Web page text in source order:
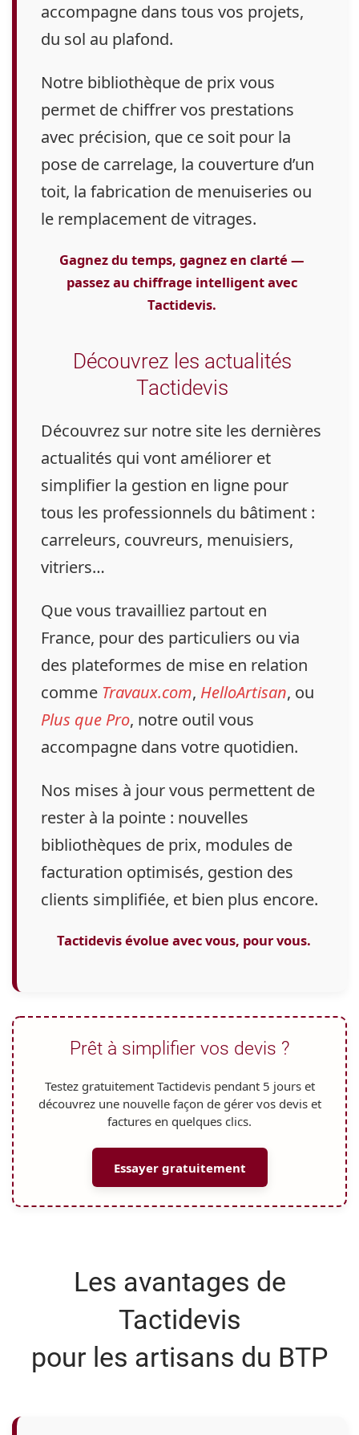
accompagne dans tous vos projets,
du sol au plafond.
Notre bibliothèque de prix vous
permet de chiffrer vos prestations
avec précision, que ce soit pour la
pose de carrelage, la couverture d’un
toit, la fabrication de menuiseries ou
le remplacement de vitrages.
Gagnez du temps, gagnez en clarté —
passez au chiffrage intelligent avec
Tactidevis.
Découvrez les actualités
Tactidevis
Découvrez sur notre site les dernières
actualités qui vont améliorer et
simplifier la gestion en ligne pour
tous les professionnels du bâtiment :
carreleurs, couvreurs, menuisiers,
vitriers…
Que vous travailliez partout en
France, pour des particuliers ou via
des plateformes de mise en relation
comme Travaux.com, HelloArtisan, ou
Plus que Pro, notre outil vous
accompagne dans votre quotidien.
Nos mises à jour vous permettent de
rester à la pointe : nouvelles
bibliothèques de prix, modules de
facturation optimisés, gestion des
clients simplifiée, et bien plus encore.
Tactidevis évolue avec vous, pour vous.
Prêt à simplifier vos devis ?
Testez gratuitement Tactidevis pendant 5 jourset
découvrez une nouvelle façon de gérer vos devis et
factures en quelques clics.
Essayer gratuitement
Les avantages de
Tactidevis
pour les artisans du BTP